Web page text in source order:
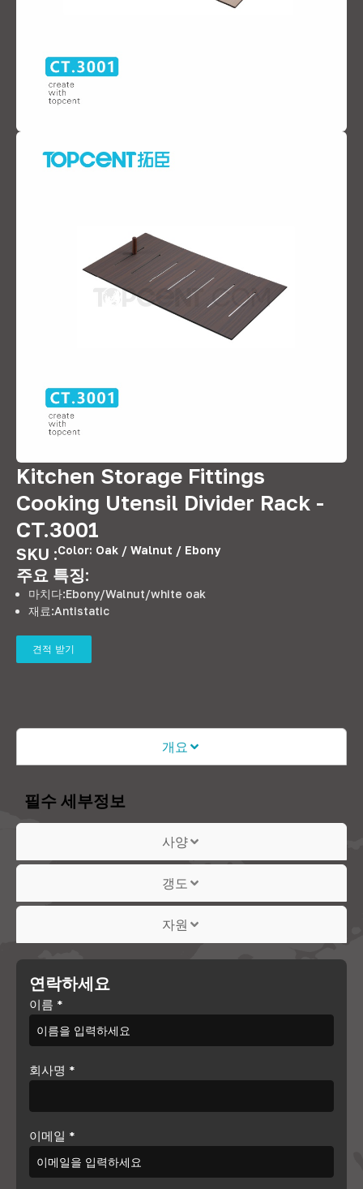
Kitchen Storage Fittings
Cooking Utensil Divider Rack -
CT.3001
SKU :Color: Oak / Walnut / Ebony
주요 특징:
마치다:Ebony/Walnut/white oak
재료:Antistatic
견적 받기
개요
사양
갱도
자원
필수 세부정보
연락하세요
이름 *
회사명 *
이메일 *